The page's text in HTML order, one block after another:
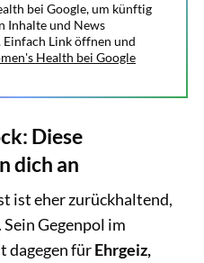
bei Google, um künftig
Inhalte und News
Einfach Link öffnen und
Health bei Google
Diese
dich an
ist eher zurückhaltend,
Gegenpol im
dagegen fürEhrgeiz,